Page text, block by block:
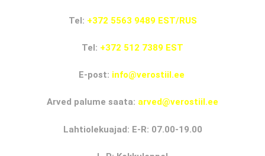
Tel: +372 5563 9489 EST/RUS
Tel: +372 512 7389 EST
E-post: info@verostiil.ee
Arved palume saata: arved@verostiil.ee
Lahtiolekuajad: E-R: 07.00-19.00